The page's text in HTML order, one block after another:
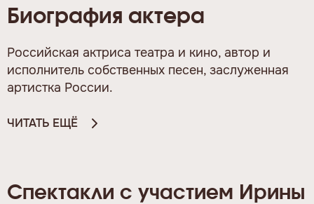
Биография актера
Российская актриса театра и кино, автор и
исполнитель собственных песен, заслуженная
артистка России.
ЧИТАТЬ ЕЩЁ
Спектакли с участием Ирины